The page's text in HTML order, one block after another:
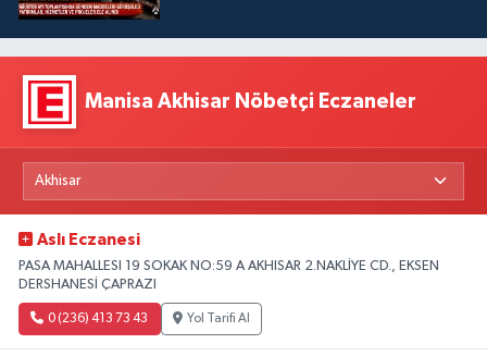
Manisa Akhisar Nöbetçi Eczaneler
Aslı Eczanesi
PASA MAHALLESI 19 SOKAK NO:59 A AKHISAR 2.NAKLİYE CD., EKSEN
DERSHANESİ ÇAPRAZI
0 (236) 413 73 43 Yol Tarifi Al